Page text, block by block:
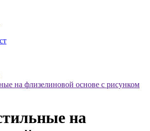
на флизелиновой основе с рисунком
на